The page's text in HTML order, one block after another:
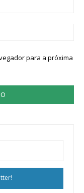
para a próxima